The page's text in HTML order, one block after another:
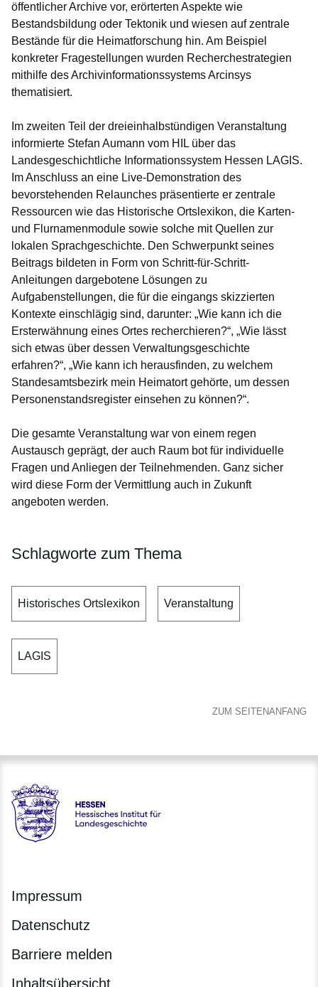
öffentlicher Archive vor, erörterten Aspekte wie
Bestandsbildung oder Tektonik und wiesen auf zentrale
Bestände für die Heimatforschung hin. Am Beispiel
konkreter Fragestellungen wurden Recherchestrategien
mithilfe des Archivinformationssystems Arcinsys
thematisiert.
Im zweiten Teil der dreieinhalbstündigen Veranstaltung
informierte Stefan Aumann vom HIL über das
Landesgeschichtliche Informationssystem Hessen LAGIS.
Im Anschluss an eine Live-Demonstration des
bevorstehenden Relaunches präsentierte er zentrale
Ressourcen wie das Historische Ortslexikon, die Karten-
und Flurnamenmodule sowie solche mit Quellen zur
lokalen Sprachgeschichte. Den Schwerpunkt seines
Beitrags bildeten in Form von Schritt-für-Schritt-
Anleitungen dargebotene Lösungen zu
Aufgabenstellungen, die für die eingangs skizzierten
Kontexte einschlägig sind, darunter: „Wie kann ich die
Ersterwähnung eines Ortes recherchieren?“, „Wie lässt
sich etwas über dessen Verwaltungsgeschichte
erfahren?“, „Wie kann ich herausfinden, zu welchem
Standesamtsbezirk mein Heimatort gehörte, um dessen
Personenstandsregister einsehen zu können?“.
Die gesamte Veranstaltung war von einem regen
Austausch geprägt, der auch Raum bot für individuelle
Fragen und Anliegen der Teilnehmenden. Ganz sicher
wird diese Form der Vermittlung auch in Zukunft
angeboten werden.
Schlagworte zum Thema
Historisches Ortslexikon Veranstaltung
LAGIS
ZUM SEITENANFANG
Hessen - Hessisches Institut für Landesgeschichte
Impressum
Datenschutz
Barriere melden
Inhaltsübersicht